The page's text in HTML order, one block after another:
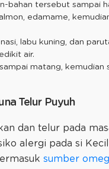
bahan tersebut sampai
edamame,
labu kuning, dan
air.
matang, kemudian
Telur Puyuh
dan telur pada
alergi pada si
sumber